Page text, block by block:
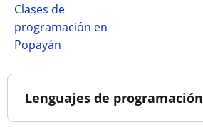
Clases de
programación en
Popayán
Lenguajes de programación